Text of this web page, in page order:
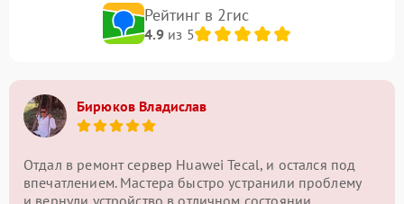
Рейтинг в 2гис
4.9из 5
Бирюков Владислав
Отдал в ремонт сервер Huawei Tecal, и остался под
впечатлением. Мастера быстро устранили проблему